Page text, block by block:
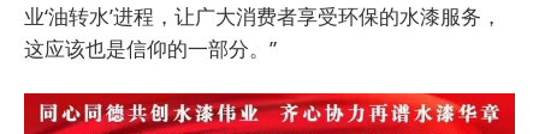
业‘油转水’进程，让广大消费者享受环保的水漆服务，
这应该也是信仰的一部分。”